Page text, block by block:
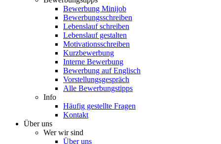
Bewerbung Minijob
Bewerbungsschreiben
Lebenslauf schreiben
Lebenslauf gestalten
Motivationsschreiben
Kurzbewerbung
Interne Bewerbung
Bewerbung auf Englisch
Vorstellungsgespräch
Alle Bewerbungstipps
Info
Häufig gestellte Fragen
Kontakt
Über uns
Wer wir sind
Über uns